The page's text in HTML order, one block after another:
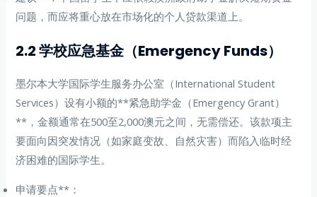
问题，而应将重心放在市场化的个人贷款渠道上。
2.2 学校应急基金（Emergency Funds）
墨尔本大学国际学生服务办公室（International Student
Services）设有小额的**紧急助学金（Emergency Grant）
**，金额通常在500至2,000澳元之间，无需偿还。该款项主
要面向因突发情况（如家庭变故、自然灾害）而陷入临时经
济困难的国际学生。
申请要点**：